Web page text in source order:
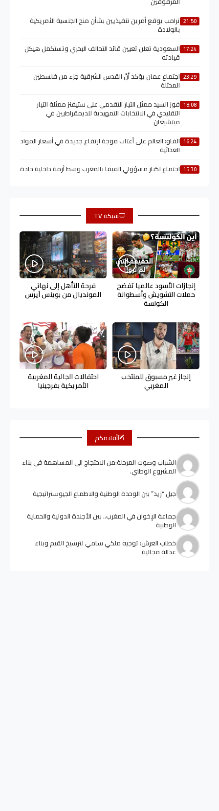
21:50 ترامب يوقع أمرين تنفيذيين بشأن منح الجنسية الأمريكية
بالولادة
17:24 السعودية تعلن تعيين قائد التحالف البحري وتستكمل هيكل
قيادته
23:29 اجتماع عمان يؤكد أنّ القدس الشرقية جزء من فلسطين
المحتلة
18:08 فوز السيد ممثل التيار التقدمي على ستيفنز ممثلة التيار
التقليدي في الانتخابات التمهيدية للديمقراطيين في
ميتشيغان
16:24 الفاو: العالم على أعتاب موجة ارتفاع جديدة في أسعار المواد
الغذائية
15:30 اجتماع لكبار مسؤولي الفيفا بالمغرب وسط أزمة داخلية حادة
شبكة TV
إنجازات الأسود عالميا تفضح
حملات التشويش وأسطوانة
الكولسة
فرحة التأهل إلى نهائي
المونديال من بوينس آيرس
إنجاز غير مسبوق للمنتخب
المغربي
احتفالات الجالية المغربية
الأمريكية بفرجينيا
أقلامكم
الشباب وصوت المرحلة:من الاحتجاج الى المساهمة في بناء
المشروع الوطني.
جيل “زيد” ببن الوحدة الوطنية والاطماع الجيوستراتيجية
جماعة الإخوان في المغرب.. بين الأجندة الدولية والحماية
الوطنية
خطاب العرش: توجيه ملكي سامي لترسيخ القيم وبناء
عدالة مجالية